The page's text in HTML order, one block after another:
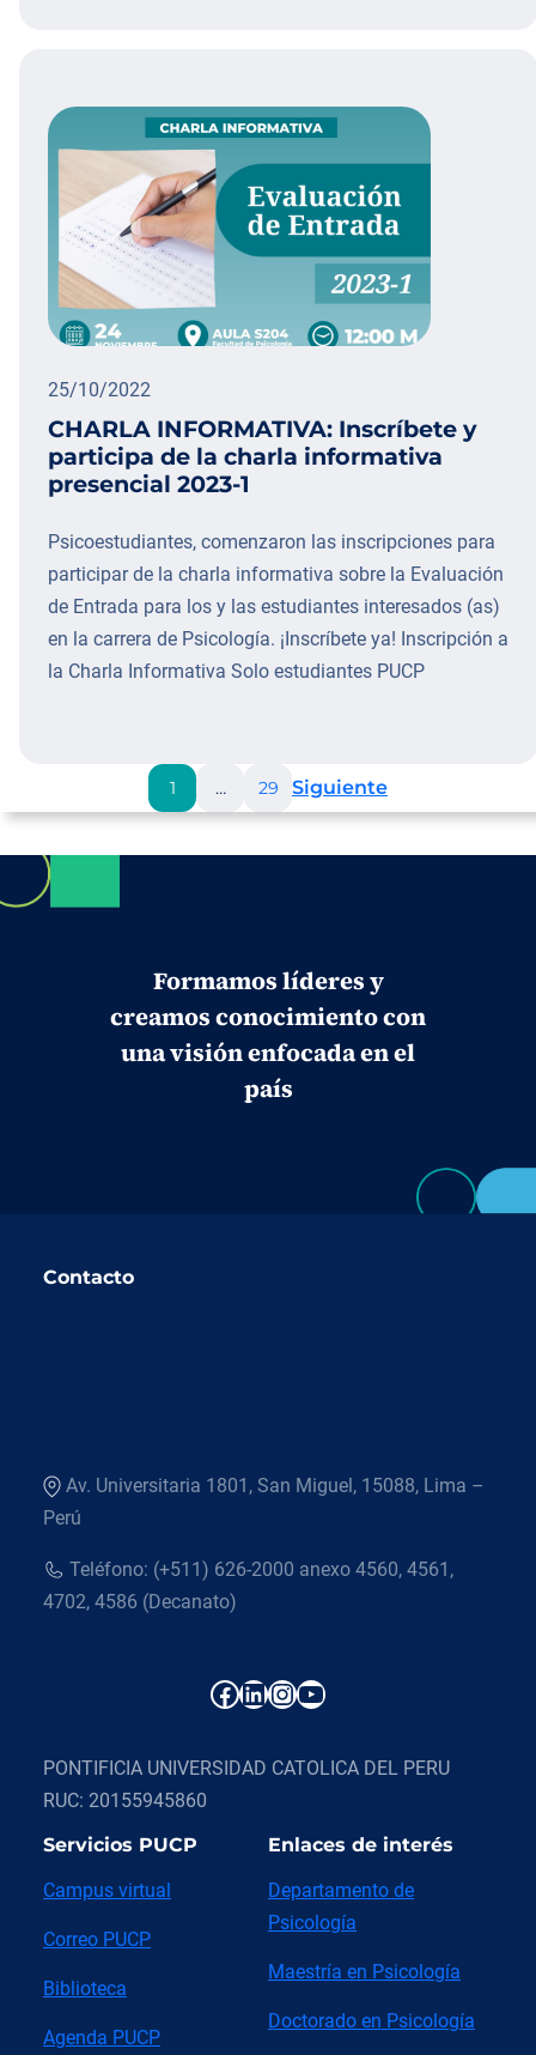
25/10/2022
CHARLA INFORMATIVA: Inscríbete y
participa de la charla informativa
presencial 2023-1
Psicoestudiantes, comenzaron las inscripciones para
participar de la charla informativa sobre la Evaluación
de Entrada para los y las estudiantes interesados (as)
en la carrera de Psicología. ¡Inscríbete ya! Inscripción a
la Charla Informativa Solo estudiantes PUCP
1 … 29 Siguiente
Formamos líderes y
creamos conocimiento con
una visión enfocada en el
país
Contacto
Av. Universitaria 1801, San Miguel, 15088, Lima –
Perú
Teléfono: (+511) 626-2000 anexo 4560, 4561,
4702, 4586 (Decanato)
Facebook LinkedIn InstagramYouTube
PONTIFICIA UNIVERSIDAD CATOLICA DEL PERU
RUC: 20155945860
Servicios PUCP
Campus virtual
Correo PUCP
Biblioteca
Agenda PUCP
Enlaces de interés
Departamento de
Psicología
Maestría en Psicología
Doctorado en Psicología